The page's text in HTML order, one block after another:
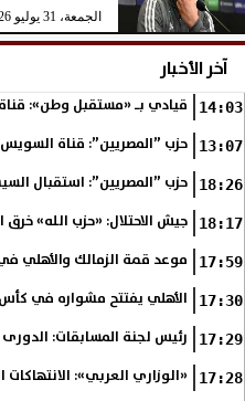
الجمعة، 31 يوليو 2026
آخر الأخبار
14:03 قيادي بـ «مستقبل وطن»:
13:07 حزب ”المصريين”: قناة
18:26 حزب ”المصريين”: استقبال
18:17 جيش الاحتلال: «حزب الله»
17:59 موعد قمة الزمالك والأهلي في
17:30 الأهلي يفتتح مشواره في
17:29 رئيس لجنة المسابقات: الدورى المصري
17:28 «الوزاري العربي»: